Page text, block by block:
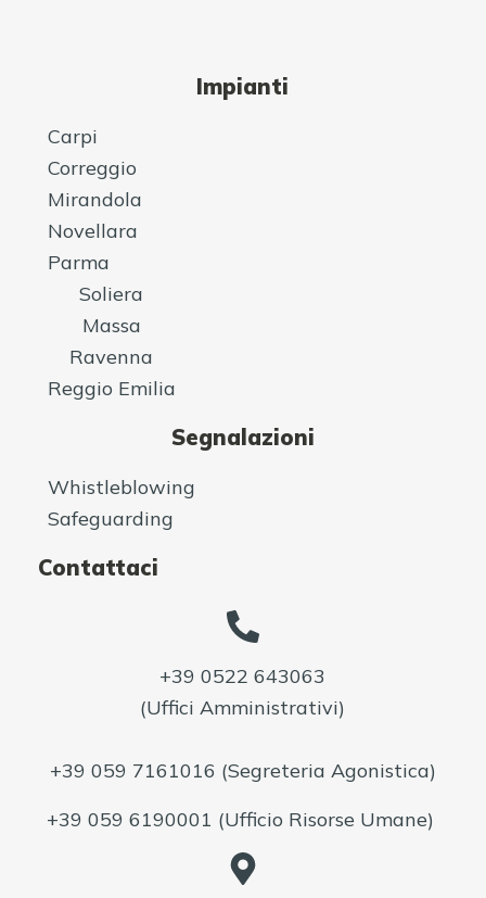
Impianti
Carpi
Correggio
Mirandola
Novellara
Parma
Soliera
Massa
Ravenna
Reggio Emilia
Segnalazioni
Whistleblowing
Safeguarding
Contattaci
+39 0522 643063
(Uffici Amministrativi)
+39 059 7161016 (Segreteria Agonistica)
+39 059 6190001 (Ufficio Risorse Umane)